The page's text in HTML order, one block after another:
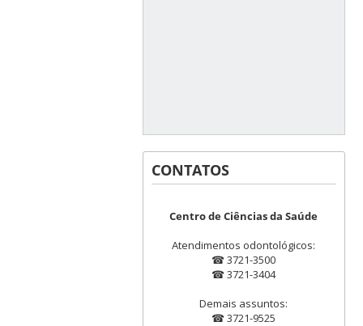
CONTATOS
Centro de Ciências da Saúde
Atendimentos odontológicos:
☎ 3721-3500
☎ 3721-3404
Demais assuntos:
☎ 3721-9525